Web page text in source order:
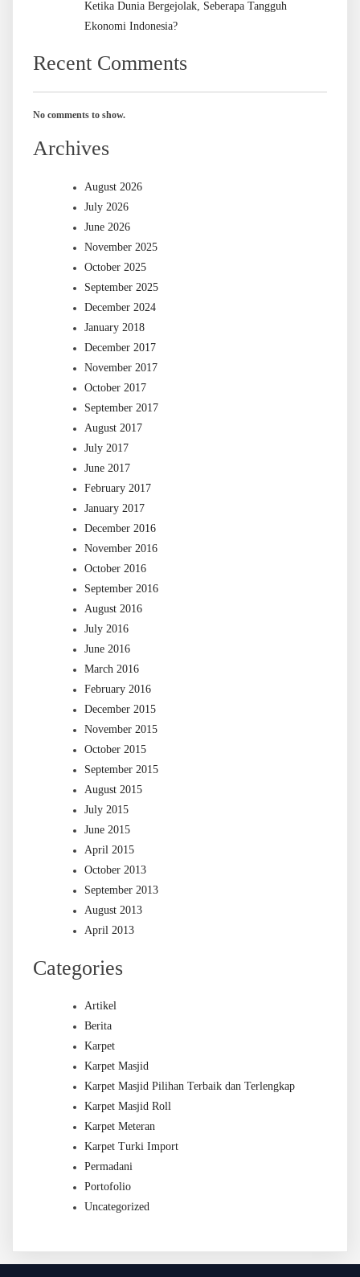
Ketika Dunia Bergejolak, Seberapa Tangguh
Ekonomi Indonesia?
Recent Comments
No comments to show.
Archives
August 2026
July 2026
June 2026
November 2025
October 2025
September 2025
December 2024
January 2018
December 2017
November 2017
October 2017
September 2017
August 2017
July 2017
June 2017
February 2017
January 2017
December 2016
November 2016
October 2016
September 2016
August 2016
July 2016
June 2016
March 2016
February 2016
December 2015
November 2015
October 2015
September 2015
August 2015
July 2015
June 2015
April 2015
October 2013
September 2013
August 2013
April 2013
Categories
Artikel
Berita
Karpet
Karpet Masjid
Karpet Masjid Pilihan Terbaik dan Terlengkap
Karpet Masjid Roll
Karpet Meteran
Karpet Turki Import
Permadani
Portofolio
Uncategorized